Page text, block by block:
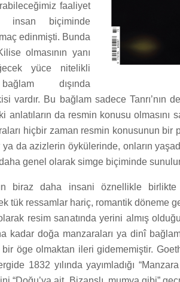
faaliyet
insan biçiminde
edinmişti. Bunda
olmasının yanı
yüce nitelikli
dışında
vardır. Bu bağlam sadece Tanrı’nın
anlatıların da resmin konusu olmasını
hiçbir zaman resmin konusunun bir
da azizlerin öykülerinde, onların
genel olarak simge biçiminde
biraz daha insani öznellikle birlikte
tük ressamlar hariç, romantik döneme
resim sanatında yerini almış
kadar doğa manzaraları ya dinî
öge olmaktan ileri gidememiştir.
1832 yılında yayımladığı